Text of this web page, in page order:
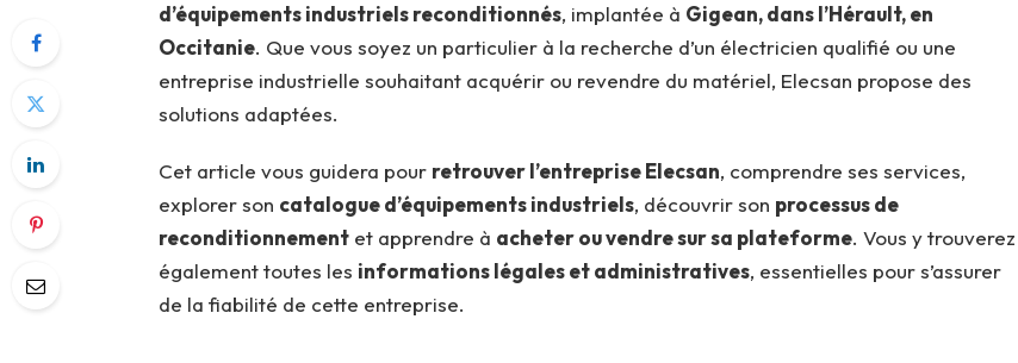
d’équipements industriels reconditionnés, implantée à Gigean, dans l’Hérault, en
Occitanie. Que vous soyez un particulier à la recherche d’un électricien qualifié ou une
entreprise industrielle souhaitant acquérir ou revendre du matériel, Elecsan propose des
solutions adaptées.
Cet article vous guidera pour retrouver l’entreprise Elecsan, comprendre ses services,
explorer son catalogue d’équipements industriels, découvrir son processus de
reconditionnementet apprendre à acheter ou vendre sur sa plateforme. Vous y trouverez
également toutes les informations légales et administratives, essentielles pour s’assurer
de la fiabilité de cette entreprise.